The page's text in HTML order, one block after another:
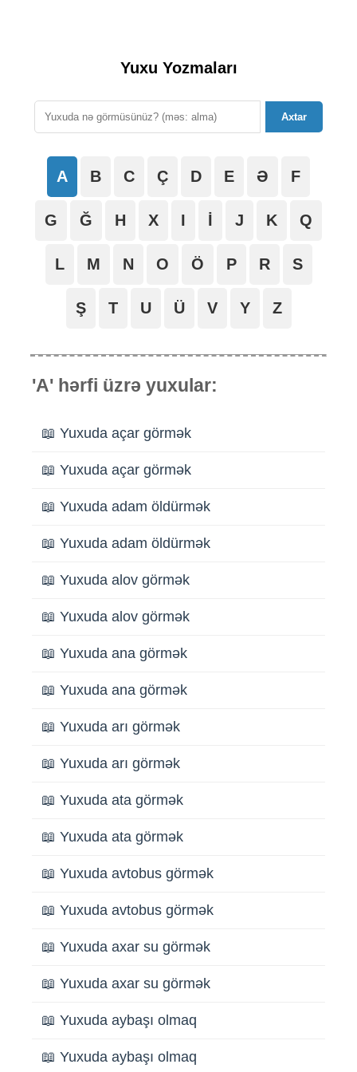
Yuxu Yozmaları
Axtar
A B C Ç D E Ə F
G Ğ H X I İ J K Q
L M N O Ö P R S
Ş T U Ü V Y Z
'A' hərfi üzrə yuxular:
📖 Yuxuda açar görmək
📖 Yuxuda açar görmək
📖 Yuxuda adam öldürmək
📖 Yuxuda adam öldürmək
📖 Yuxuda alov görmək
📖 Yuxuda alov görmək
📖 Yuxuda ana görmək
📖 Yuxuda ana görmək
📖 Yuxuda arı görmək
📖 Yuxuda arı görmək
📖 Yuxuda ata görmək
📖 Yuxuda ata görmək
📖 Yuxuda avtobus görmək
📖 Yuxuda avtobus görmək
📖 Yuxuda axar su görmək
📖 Yuxuda axar su görmək
📖 Yuxuda aybaşı olmaq
📖 Yuxuda aybaşı olmaq